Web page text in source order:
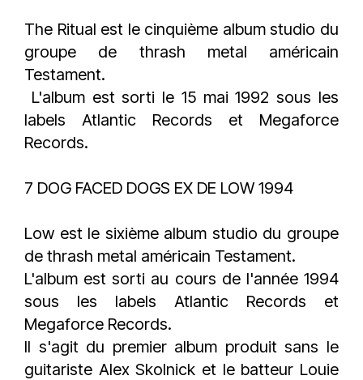
The Ritual est le cinquième album studio du
groupe de thrash metal américain
Testament.
L'album est sorti le 15 mai 1992 sous les
labels Atlantic Records et Megaforce
Records.
7 DOG FACED DOGS EX DE LOW 1994
Low est le sixième album studio du groupe
de thrash metal américain Testament.
L'album est sorti au cours de l'année 1994
sous les labels Atlantic Records et
Megaforce Records.
Il s'agit du premier album produit sans le
guitariste Alex Skolnick et le batteur Louie